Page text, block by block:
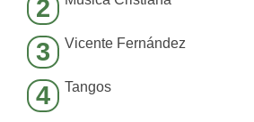
2
3 Vicente Fernández
4 Tangos